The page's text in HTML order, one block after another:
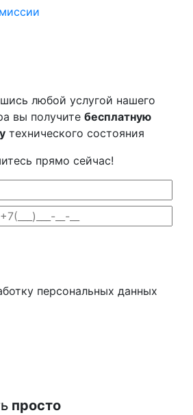
любой услугой нашего
вы получите бесплатную
технического состояния
прямо сейчас!
персональных данных
просто